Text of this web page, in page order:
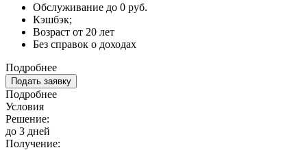
Обслуживание до 0 руб.
Кэшбэк;
Возраст от 20 лет
Без справок о доходах
Подробнее
Подать заявку
Подробнее
Условия
Решение:
до 3 дней
Получение: